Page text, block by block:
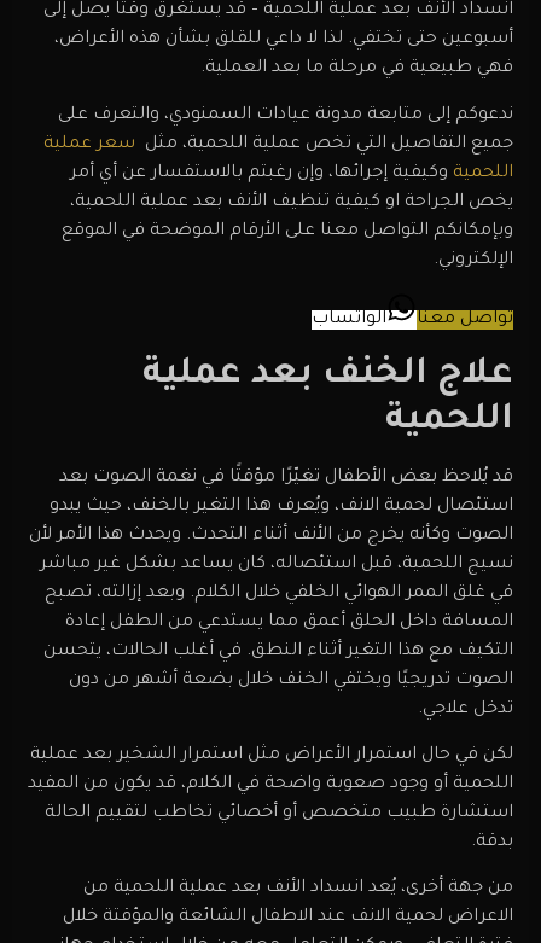
انسداد الأنف بعد عملية اللحمية – قد يستغرق وقتًا يصل إلى
أسبوعين حتى تختفي. لذا لا داعي للقلق بشأن هذه الأعراض،
فهي طبيعية في مرحلة ما بعد العملية.
ندعوكم إلى متابعة مدونة عيادات السمنودي، والتعرف على
جميع التفاصيل التي تخص عملية اللحمية، مثل
سعر عملية
اللحمية وكيفية إجرائها، وإن رغبتم بالاستفسار عن أي أمر
يخص الجراحة او كيفية تنظيف الأنف بعد عملية اللحمية،
وبإمكانكم التواصل معنا على الأرقام الموضحة في الموقع
الإلكتروني.
تواصل معنا الواتساب
علاج الخنف بعد عملية
اللحمية
قد يُلاحظ بعض الأطفال تغيّرًا مؤقتًا في نغمة الصوت بعد
استئصال لحمية الانف، ويُعرف هذا التغير بالخنف، حيث يبدو
الصوت وكأنه يخرج من الأنف أثناء التحدث. ويحدث هذا الأمر لأن
نسيج اللحمية، قبل استئصاله، كان يساعد بشكل غير مباشر
في غلق الممر الهوائي الخلفي خلال الكلام. وبعد إزالته، تصبح
المسافة داخل الحلق أعمق مما يستدعي من الطفل إعادة
التكيف مع هذا التغير أثناء النطق. في أغلب الحالات، يتحسن
الصوت تدريجيًا ويختفي الخنف خلال بضعة أشهر من دون
تدخل علاجي.
لكن في حال استمرار الأعراض مثل استمرار الشخير بعد عملية
اللحمية أو وجود صعوبة واضحة في الكلام، قد يكون من المفيد
استشارة طبيب متخصص أو أخصائي تخاطب لتقييم الحالة
بدقة.
من جهة أخرى، يُعد انسداد الأنف بعد عملية اللحمية من
الاعراض لحمية الانف عند الاطفال الشائعة والمؤقتة خلال